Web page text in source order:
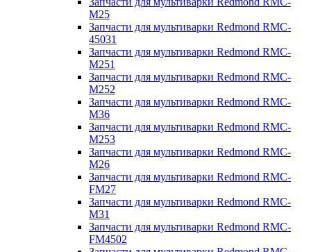
M25
Запчасти для мультиварки Redmond RMC-
45031
Запчасти для мультиварки Redmond RMC-
M251
Запчасти для мультиварки Redmond RMC-
M252
Запчасти для мультиварки Redmond RMC-
M36
Запчасти для мультиварки Redmond RMC-
M253
Запчасти для мультиварки Redmond RMC-
M26
Запчасти для мультиварки Redmond RMC-
FM27
Запчасти для мультиварки Redmond RMC-
M31
Запчасти для мультиварки Redmond RMC-
FM4502